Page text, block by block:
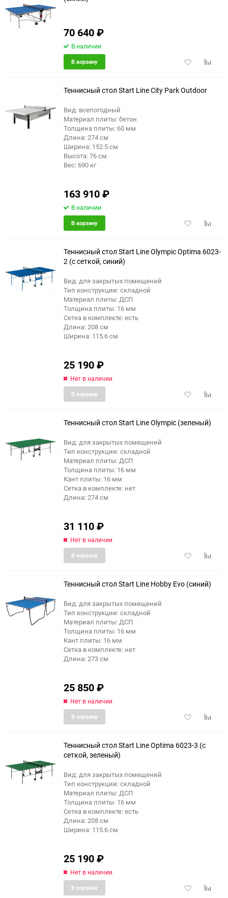
70 640₽
В наличии
Добавить
В корзину
Теннисный стол Start Line City Park Outdoor
Вид: всепогодный
Материал плиты: бетон
Толщина плиты: 60 мм
Длина: 274 см
Ширина: 152.5 см
Высота: 76 см
Вес: 690 кг
163 910₽
В наличии
Добавить
В корзину
Теннисный стол Start Line Olympic Optima 6023-
2 (с сеткой, синий)
Вид: для закрытых помещений
Тип конструкции: складной
Материал плиты: ДСП
Толщина плиты: 16 мм
Сетка в комплекте: есть
Длина: 208 см
Ширина: 115.6 см
25 190₽
Нет в наличии
Добавить
В корзину
Теннисный стол Start Line Olympic (зеленый)
Вид: для закрытых помещений
Тип конструкции: складной
Материал плиты: ДСП
Толщина плиты: 16 мм
Кант плиты: 16 мм
Сетка в комплекте: нет
Длина: 274 см
31 110₽
Нет в наличии
Добавить
В корзину
Теннисный стол Start Line Hobby Evo (синий)
Вид: для закрытых помещений
Тип конструкции: складной
Материал плиты: ДСП
Толщина плиты: 16 мм
Кант плиты: 16 мм
Сетка в комплекте: нет
Длина: 273 см
25 850₽
Нет в наличии
Добавить
В корзину
Теннисный стол Start Line Optima 6023-3 (с
сеткой, зеленый)
Вид: для закрытых помещений
Тип конструкции: складной
Материал плиты: ДСП
Толщина плиты: 16 мм
Сетка в комплекте: есть
Длина: 208 см
Ширина: 115.6 см
25 190₽
Нет в наличии
Добавить
В корзину